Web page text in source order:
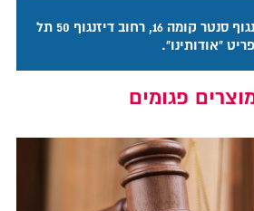
כתובתנו: מגדל על דיזנגוף סנטר קומה 16, רחוב דיזנגוף 50 תל
"אודותינו".
פגומים